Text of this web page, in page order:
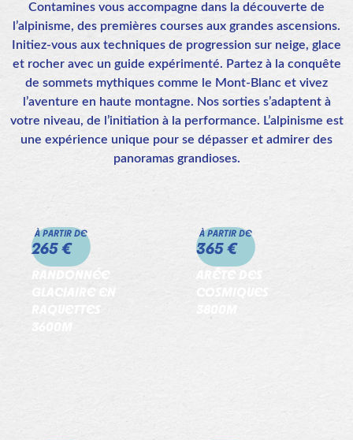
Contamines vous accompagne dans la découverte de
l’alpinisme, des premières courses aux grandes ascensions.
Initiez-vous aux techniques de progression sur neige, glace
et rocher avec un guide expérimenté. Partez à la conquête
de sommets mythiques comme le Mont-Blanc et vivez
l’aventure en haute montagne. Nos sorties s’adaptent à
votre niveau, de l’initiation à la performance. L’alpinisme est
une expérience unique pour se dépasser et admirer des
panoramas grandioses.
À PARTIR DE
265 €
RANDONNÉE
GLACIAIRE EN
RAQUETTES
À PARTIR DE
365 €
ARÊTE DES
COSMIQUES